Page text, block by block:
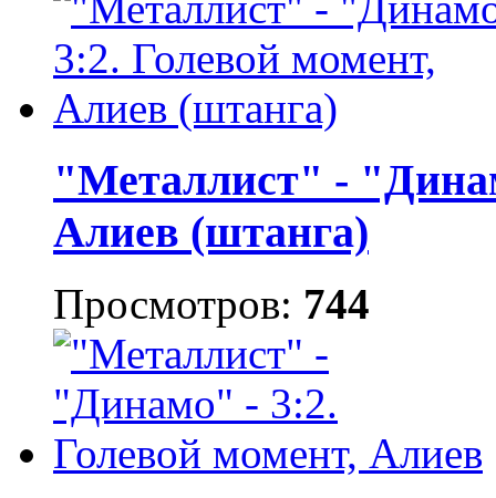
"Металлист" -
Алиев (штанга)
Просмотров: 744